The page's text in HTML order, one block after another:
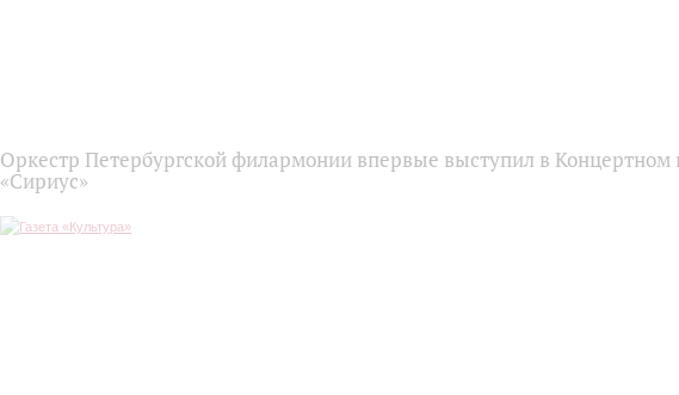
Оркестр Петербургской филармонии впервые выступил в Концертном
«Сириус»